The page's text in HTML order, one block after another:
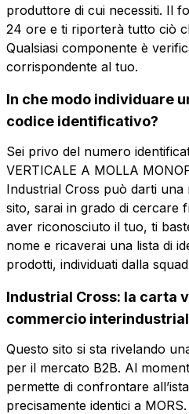
Ruolo
Note
Consenso obbligatorio
Consenso profilazione
Invia la
Azienda
Note
Consenso
obbligatorio
Consenso
profilazione
Invia la
Azienda
Note
Consenso
obbligatorio
Consenso
profilazione
Invia la
produttore di cui necessiti. Il
24 ore e ti riporterà tutto ciò
Qualsiasi componente è
corrispondente al tuo.
In che modo individuare
codice identificativo?
Sei privo del numero
VERTICALE A MOLLA
Industrial Cross può darti una
sito, sarai in grado di cercare
aver riconosciuto il tuo, ti
nome e ricaverai una lista di
prodotti, individuati dalla
Industrial Cross: la carta
commercio
Questo sito si sta rivelando
per il mercato B2B. Al
permette di confrontare
precisamente identici a